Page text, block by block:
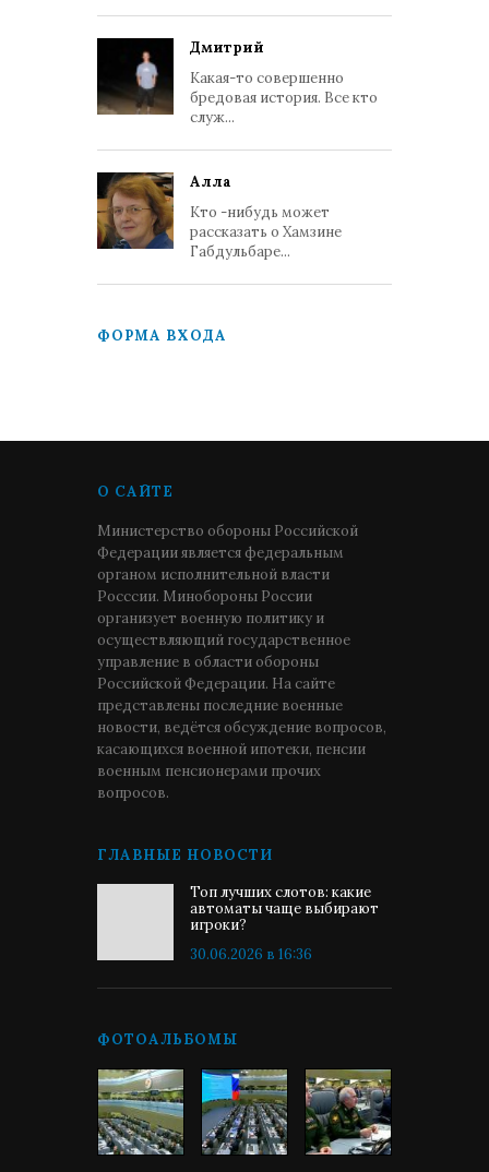
Дмитрий
Какая-то совершенно
бредовая история. Все кто
служ...
Алла
Кто -нибудь может
рассказать о Хамзине
Габдульбаре...
ФОРМА ВХОДА
О САЙТЕ
Министерство обороны Российской
Федерации является федеральным
органом исполнительной власти
Росссии. Минобороны России
организует военную политику и
осуществляющий государственное
управление в области обороны
Российской Федерации. На сайте
представлены последние военные
новости, ведётся обсуждение вопросов,
касающихся военной ипотеки, пенсии
военным пенсионерами прочих
вопросов.
ГЛАВНЫЕ НОВОСТИ
Топ лучших слотов: какие
автоматы чаще выбирают
игроки?
30.06.2026 в 16:36
ФОТОАЛЬБОМЫ